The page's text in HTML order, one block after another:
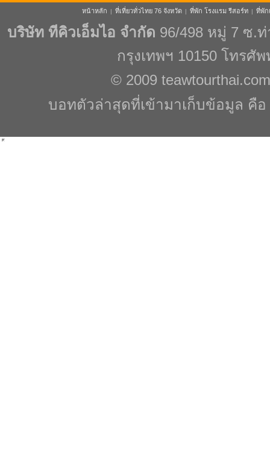
หน้าหลัก | ที่เที่ยวทั่วไทย 76 จังหวัด | ที่พัก โรงแรม รีสอร์ท | ที่พัก
บริษัท ทีคิวเอ็มไอ จำกัด 96/498 หมู่ 7 ซ.
กรุงเทพฯ 10150 โทรศั
© 2009 teawtourthai.com
บอทตัวล่าสุดที่เข้ามาเก็บข้อมูล คือ